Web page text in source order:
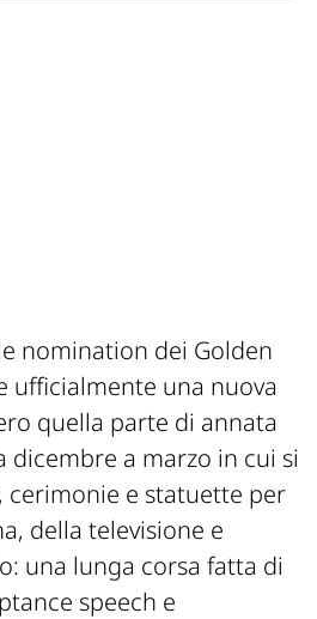
nomination dei Golden
ufficialmente una nuova
quella parte di annata
dicembre a marzo in cui si
cerimonie e statuette per
della televisione e
una lunga corsa fatta di
speech e